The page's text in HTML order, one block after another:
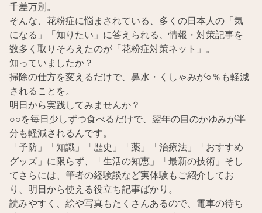
千差万別。
そんな、花粉症に悩まされている、多くの日本人の「気
になる」「知りたい」に答えられる、情報・対策記事を
数多く取りそろえたのが「花粉症対策ネット」。
知っていましたか？
掃除の仕方を変えるだけで、鼻水・くしゃみが○％も軽減
されることを。
明日から実践してみませんか？
○○を毎日少しずつ食べるだけで、翌年の目のかゆみが半
分も軽減されるんです。
「予防」「知識」「歴史」「薬」「治療法」「おすすめ
グッズ」に限らず、「生活の知恵」「最新の技術」そし
てさらには、筆者の経験談など実体験もご紹介してお
り、明日から使える役立ち記事ばかり。
読みやすく、絵や写真もたくさんあるので、電車の待ち